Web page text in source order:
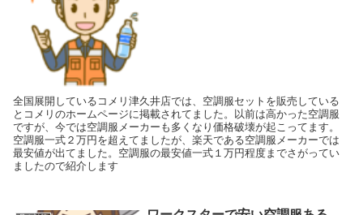
全国展開しているコメリ津久井店では、空調服セットを販売している
とコメリのホームページに掲載されてました。以前は高かった空調服
ですが、今では空調服メーカーも多くなり価格破壊が起こってます。
空調服一式２万円を超えてましたが、楽天である空調服メーカーでは
最安値が出てました。空調服の最安値一式１万円程度までさがってい
ましたので紹介します